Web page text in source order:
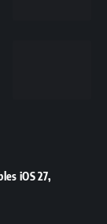
iOS 27,